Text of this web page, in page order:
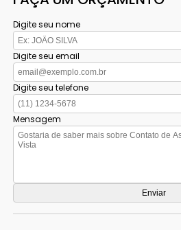
Digite seu nome
Digite seu email
Digite seu telefone
Mensagem